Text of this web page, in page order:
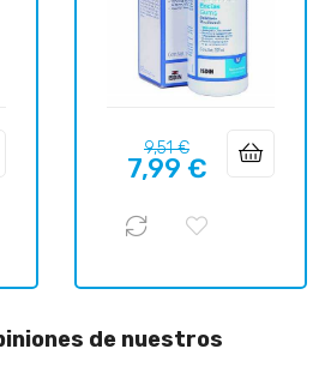
Precio
regular
9,51 €Precio
7,99 €
de nuestros